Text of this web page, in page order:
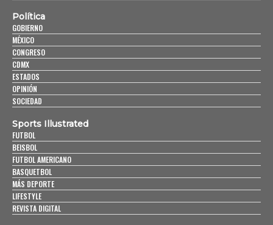
Política
GOBIERNO
MÉXICO
CONGRESO
CDMX
ESTADOS
OPINIÓN
SOCIEDAD
Sports Illustrated
FUTBOL
BEISBOL
FUTBOL AMERICANO
BASQUETBOL
MÁS DEPORTE
LIFESTYLE
REVISTA DIGITAL